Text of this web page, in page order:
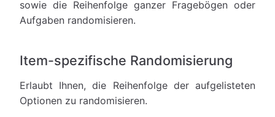
sowie die Reihenfolge ganzer Fragebögen oder
Aufgaben randomisieren.
Item-spezifische Randomisierung
Erlaubt Ihnen, die Reihenfolge der aufgelisteten
Optionen zu randomisieren.